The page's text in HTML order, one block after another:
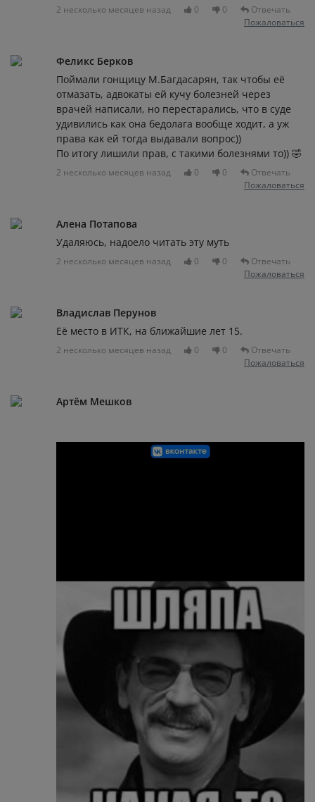
2 несколько месяцев назад 0 0
Отвечать
Пожаловаться
Феликс Берков
Поймали гонщицу М.Багдасарян, так чтобы её
отмазать, адвокаты ей кучу болезней через
врачей написали, но перестарались, что в суде
удивились как она бедолага вообще ходит, а уж
права как ей тогда выдавали вопрос))
По итогу лишили прав, с такими болезнями то)) 🤣
2 несколько месяцев назад 0 0
Отвечать
Пожаловаться
Алена Потапова
Удаляюсь, надоело читать эту муть
2 несколько месяцев назад 0 0
Отвечать
Пожаловаться
Владислав Перунов
Её место в ИТК, на ближайшие лет 15.
2 несколько месяцев назад 0 0
Отвечать
Пожаловаться
Артём Мешков